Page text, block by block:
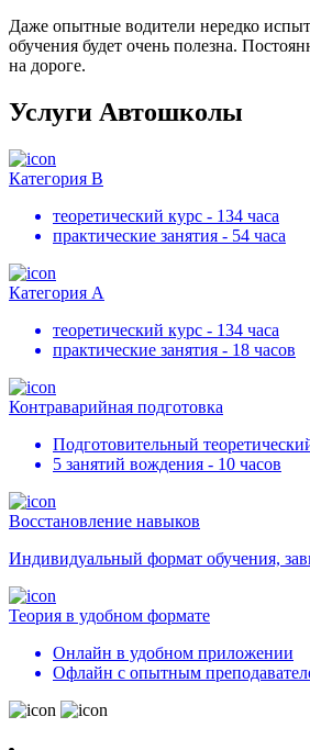
Даже опытные водители нередко
обучения будет очень полезна.
на дороге.
Услуги Автошколы
Категория В
теоретический курс - 134 часа
практические занятия - 54 часа
Категория А
теоретический курс - 134 часа
практические занятия - 18 часов
Контраварийная подготовка
Подготовительный
5 занятий вождения - 10 часов
Восстановление навыков
Индивидуальный формат обучения,
Теория в удобном формате
Онлайн в удобном приложении
Офлайн с опытным